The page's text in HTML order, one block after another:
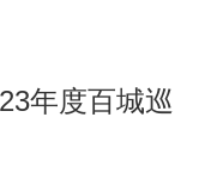
年度百城巡